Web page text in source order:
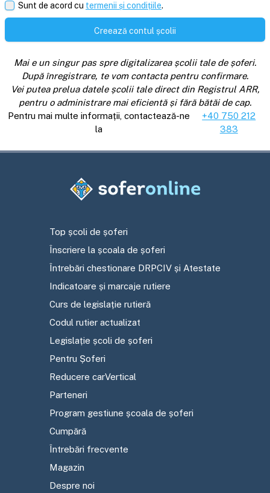
Sunt de acord cu termenii și condițiile.
Creează contul școlii
Mai e un singur pas spre digitalizarea școlii tale de șoferi.
După înregistrare, te vom contacta pentru confirmare.
Vei putea prelua datele școlii tale direct din Registrul ARR,
pentru o administrare mai eficientă și fără bătăi de cap.
Pentru mai multe informații, contactează-ne
la
+40 750 212
383
Top școli de șoferi
Înscriere la școala de șoferi
Întrebări chestionare DRPCIV și Atestate
Indicatoare și marcaje rutiere
Curs de legislație rutieră
Codul rutier actualizat
Legislație școli de șoferi
Pentru Șoferi
Reducere carVertical
Parteneri
Program gestiune școala de șoferi
Cumpără
Întrebări frecvente
Magazin
Despre noi